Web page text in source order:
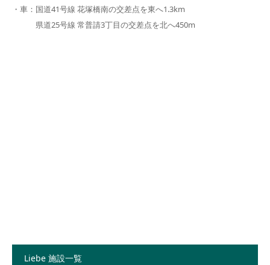
・車：国道41号線 花塚橋南の交差点を東へ1.3km
県道25号線 常普請3丁目の交差点を北へ450m
Liebe 施設一覧